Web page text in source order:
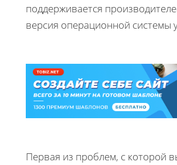
поддерживается
версия операционной системы
Первая из проблем, с которой